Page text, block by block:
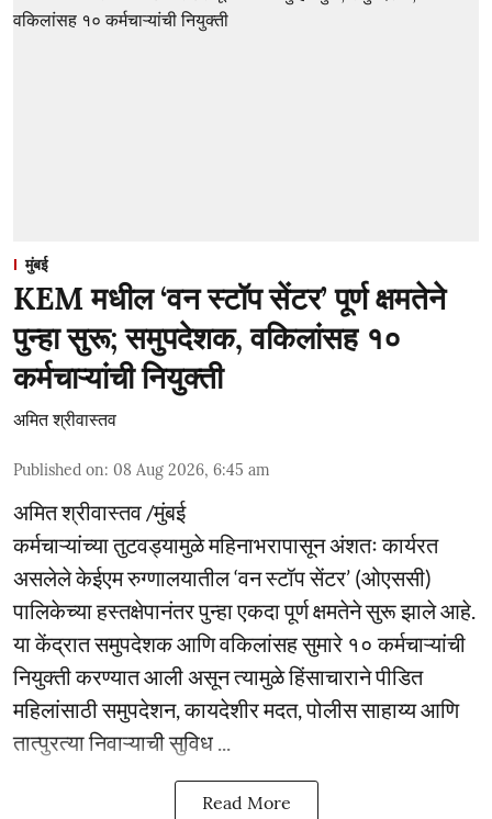
मुंबई
KEM मधील ‘वन स्टॉप सेंटर’ पूर्ण क्षमतेने
पुन्हा सुरू; समुपदेशक, वकिलांसह १०
कर्मचाऱ्यांची नियुक्ती
अमित श्रीवास्तव
Published on: 08 Aug 2026, 6:45 am
अमित श्रीवास्तव /मुंबई
कर्मचाऱ्यांच्या तुटवड्यामुळे महिनाभरापासून अंशतः कार्यरत
असलेले केईएम रुग्णालयातील ‘वन स्टॉप सेंटर’ (ओएससी)
पालिकेच्या हस्तक्षेपानंतर पुन्हा एकदा पूर्ण क्षमतेने सुरू झाले आहे.
या केंद्रात समुपदेशक आणि वकिलांसह सुमारे १० कर्मचाऱ्यांची
नियुक्ती करण्यात आली असून त्यामुळे हिंसाचाराने पीडित
महिलांसाठी समुपदेशन, कायदेशीर मदत, पोलीस साहाय्य आणि
तात्पुरत्या निवाऱ्याची सुविध ...
Read More